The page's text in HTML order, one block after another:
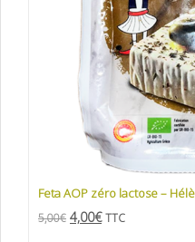
Feta AOP zéro lactose –
5,00€ 4,00€ TTC